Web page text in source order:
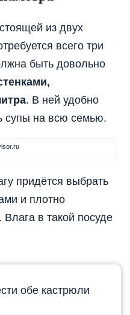
из двух
всего три
быть довольно
. В ней удобно
супы на всю семью.
придётся выбрать
и плотно
в такой посуде
обе кастрюли